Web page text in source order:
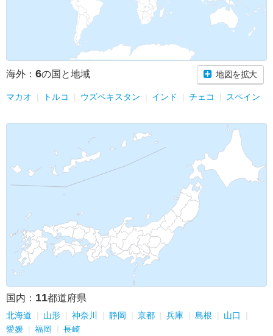
海外： 6の国と地域 地図を拡大
マカオ トルコ ウズベキスタン インド チェコ スペイン
国内： 11都道府県
北海道 山形 神奈川 静岡 京都 兵庫 島根
山口
愛媛
福岡 長崎